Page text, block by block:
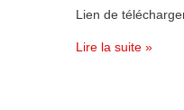
Lien de
Lire la suite »